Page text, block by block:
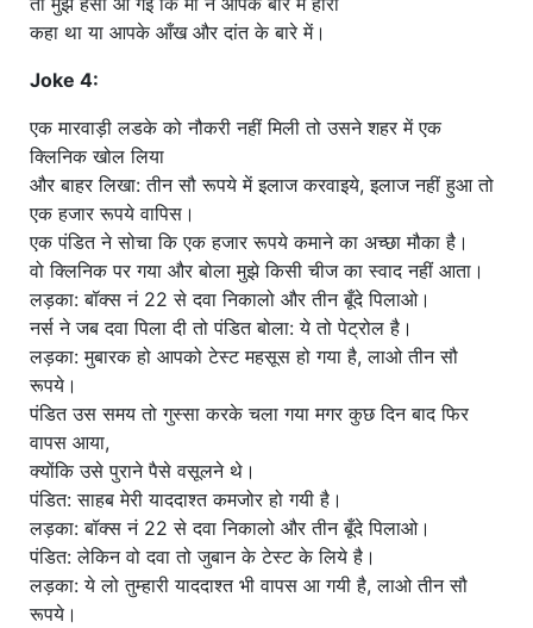
कहा था या आपके आँख और दांत के बारे में।
Joke 4:
एक मारवाड़ी लडके को नौकरी नहीं मिली तो उसने शहर में एक
क्लिनिक खोल लिया
और बाहर लिखा: तीन सौ रूपये में इलाज करवाइये, इलाज नहीं हुआ तो
एक हजार रूपये वापिस।
एक पंडित ने सोचा कि एक हजार रूपये कमाने का अच्छा मौका है।
वो क्लिनिक पर गया और बोला मुझे किसी चीज का स्वाद नहीं आता।
लड़का: बॉक्स नं 22 से दवा निकालो और तीन बूँदे पिलाओ।
नर्स ने जब दवा पिला दी तो पंडित बोला: ये तो पेट्रोल है।
लड़का: मुबारक हो आपको टेस्ट महसूस हो गया है, लाओ तीन सौ
रूपये।
पंडित उस समय तो गुस्सा करके चला गया मगर कुछ दिन बाद फिर
वापस आया,
क्योंकि उसे पुराने पैसे वसूलने थे।
पंडित: साहब मेरी याददाश्त कमजोर हो गयी है।
लड़का: बॉक्स नं 22 से दवा निकालो और तीन बूँदे पिलाओ।
पंडित: लेकिन वो दवा तो जुबान के टेस्ट के लिये है।
लड़का: ये लो तुम्हारी याददाश्त भी वापस आ गयी है, लाओ तीन सौ
रूपये।